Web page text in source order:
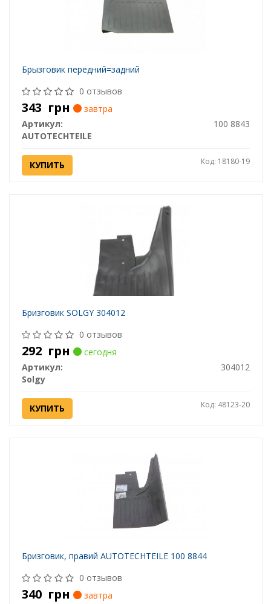
Брызговик передний=задний
0 отзывов
343 грн
завтра
Артикул:
100 8843
AUTOTECHTEILE
КУПИТЬ Код: 18180-19
Бризговик SOLGY 304012
0 отзывов
292 грн
сегодня
Артикул:
304012
Solgy
КУПИТЬ Код: 48123-20
Бризговик, правий AUTOTECHTEILE 100 8844
0 отзывов
340 грн
завтра